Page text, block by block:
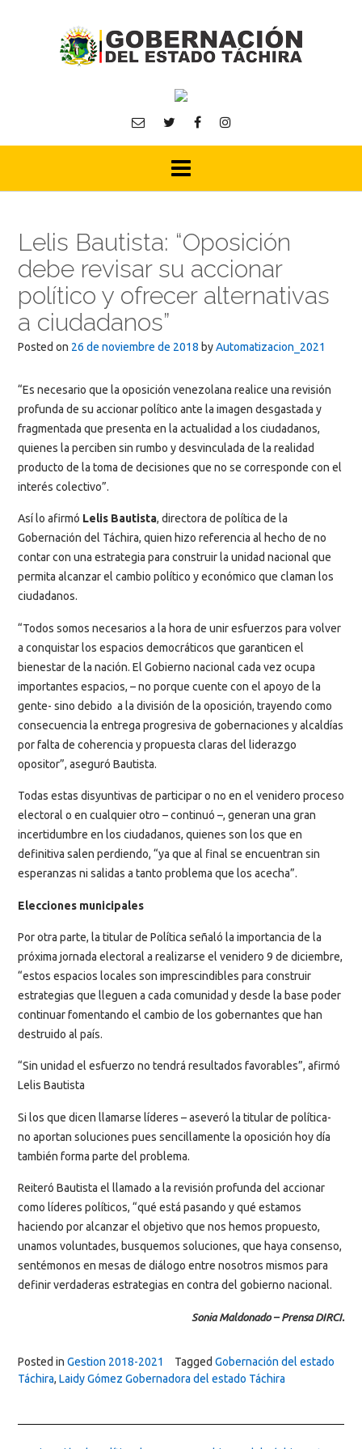
Lelis Bautista: “Oposición
debe revisar su accionar
político y ofrecer alternativas
a ciudadanos”
Posted on 26 de noviembre de 2018 byAutomatizacion_2021
“Es necesario que la oposición venezolana realice una revisión
profunda de su accionar político ante la imagen desgastada y
fragmentada que presenta en la actualidad a los ciudadanos,
quienes la perciben sin rumbo y desvinculada de la realidad
producto de la toma de decisiones que no se corresponde con el
interés colectivo”.
Así lo afirmó Lelis Bautista, directora de política de la
Gobernación del Táchira, quien hizo referencia al hecho de no
contar con una estrategia para construir la unidad nacional que
permita alcanzar el cambio político y económico que claman los
ciudadanos.
“Todos somos necesarios a la hora de unir esfuerzos para volver
a conquistar los espacios democráticos que garanticen el
bienestar de la nación. El Gobierno nacional cada vez ocupa
importantes espacios, – no porque cuente con el apoyo de la
gente- sino debido a la división de la oposición, trayendo como
consecuencia la entrega progresiva de gobernaciones y alcaldías
por falta de coherencia y propuesta claras del liderazgo
opositor”, aseguró Bautista.
Todas estas disyuntivas de participar o no en el venidero proceso
electoral o en cualquier otro – continuó –, generan una gran
incertidumbre en los ciudadanos, quienes son los que en
definitiva salen perdiendo, “ya que al final se encuentran sin
esperanzas ni salidas a tanto problema que los acecha”.
Elecciones municipales
Por otra parte, la titular de Política señaló la importancia de la
próxima jornada electoral a realizarse el venidero 9 de diciembre,
“estos espacios locales son imprescindibles para construir
estrategias que lleguen a cada comunidad y desde la base poder
continuar fomentando el cambio de los gobernantes que han
destruido al país.
“Sin unidad el esfuerzo no tendrá resultados favorables”, afirmó
Lelis Bautista
Si los que dicen llamarse líderes – aseveró la titular de política-
no aportan soluciones pues sencillamente la oposición hoy día
también forma parte del problema.
Reiteró Bautista el llamado a la revisión profunda del accionar
como líderes políticos, “qué está pasando y qué estamos
haciendo por alcanzar el objetivo que nos hemos propuesto,
unamos voluntades, busquemos soluciones, que haya consenso,
sentémonos en mesas de diálogo entre nosotros mismos para
definir verdaderas estrategias en contra del gobierno nacional.
Sonia Maldonado – Prensa DIRCI.
Posted in Gestion 2018-2021 Tagged Gobernación del estado
Táchira, Laidy Gómez Gobernadora del estado Táchira